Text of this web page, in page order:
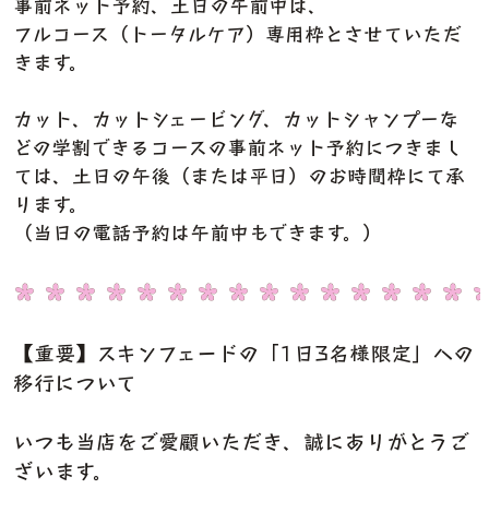
フルコース（トータルケア）専用枠とさせていただ
きます。
カット、カットシェービング、カットシャンプーな
どの学割できるコースの事前ネット予約につきまし
ては、土日の午後（または平日）のお時間枠にて承
ります。
（当日の電話予約は午前中もできます。）
【重要】スキンフェードの「1日3名様限定」への
移行について
いつも当店をご愛顧いただき、誠にありがとうご
ざいます。